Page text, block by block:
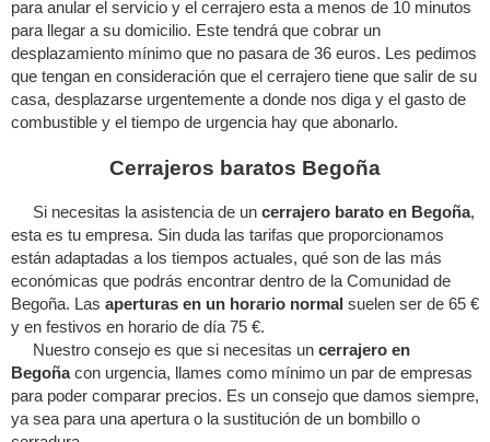
para anular el servicio y el cerrajero esta a menos de 10 minutos
para llegar a su domicilio. Este tendrá que cobrar un
desplazamiento mínimo que no pasara de 36 euros. Les pedimos
que tengan en consideración que el cerrajero tiene que salir de su
casa, desplazarse urgentemente a donde nos diga y el gasto de
combustible y el tiempo de urgencia hay que abonarlo.
Cerrajeros baratos Begoña
Si necesitas la asistencia de un cerrajero barato en Begoña,
esta es tu empresa. Sin duda las tarifas que proporcionamos
están adaptadas a los tiempos actuales, qué son de las más
económicas que podrás encontrar dentro de la Comunidad de
Begoña. Las aperturas en un horario normal suelen ser de 65 €
y en festivos en horario de día 75 €.
Nuestro consejo es que si necesitas un cerrajero en
Begoñacon urgencia, llames como mínimo un par de empresas
para poder comparar precios. Es un consejo que damos siempre,
ya sea para una apertura o la sustitución de un bombillo o